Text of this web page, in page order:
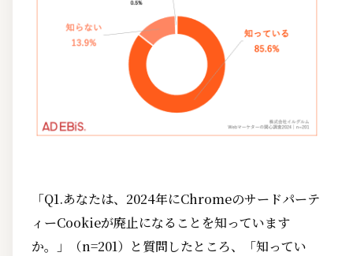
「Q1.あなたは、2024年にChromeのサードパーテ
ィーCookieが廃止になることを知っています
か。」（n=201）と質問したところ、「知ってい